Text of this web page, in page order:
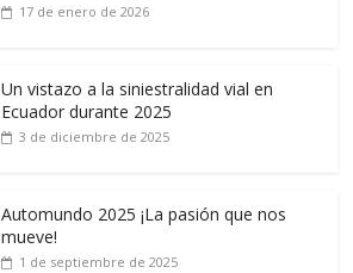
17 de enero de 2026
Un vistazo a la siniestralidad vial en
Ecuador durante 2025
3 de diciembre de 2025
Automundo 2025 ¡La pasión que nos
mueve!
1 de septiembre de 2025